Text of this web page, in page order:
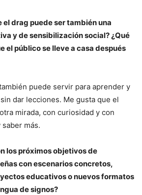
el drag puede ser también una
y de sensibilización social? ¿Qué
el público se lleve a casa después
puede servir para aprender y
dar lecciones. Me gusta que el
mirada, con curiosidad y con
más.
los próximos objetivos de
con escenarios concretos,
educativos o nuevos formatos
de signos?